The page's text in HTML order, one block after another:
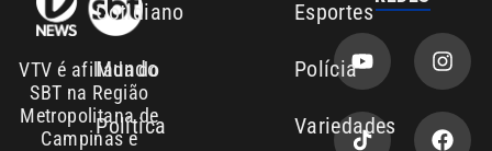
VTV é afiliada do
SBT na Região
Metropolitana de
Campinas e
Baixada Santista.
Mundo Polícia
Política Variedades